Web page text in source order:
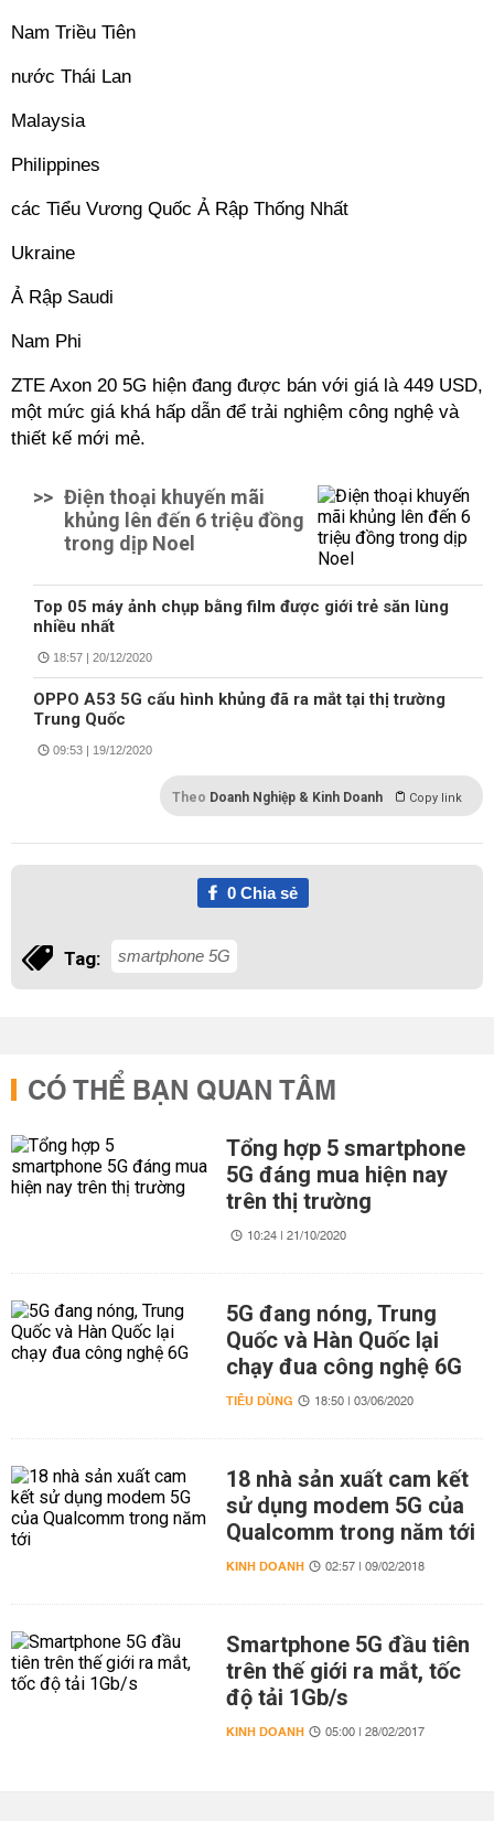
Nam Triều Tiên
nước Thái Lan
Malaysia
Philippines
các Tiểu Vương Quốc Ả Rập Thống Nhất
Ukraine
Ả Rập Saudi
Nam Phi
ZTE Axon 20 5G hiện đang được bán với giá là 449 USD,
một mức giá khá hấp dẫn để trải nghiệm công nghệ và
thiết kế mới mẻ.
>> Điện thoại khuyến mãi
khủng lên đến 6 triệu đồng
trong dịp Noel
Top 05 máy ảnh chụp bằng film được giới trẻ săn lùng
nhiều nhất
18:57 | 20/12/2020
OPPO A53 5G cấu hình khủng đã ra mắt tại thị trường
Trung Quốc
09:53 | 19/12/2020
Theo Doanh Nghiệp & Kinh Doanh Copy link
0Chia sẻ
Tag: smartphone 5G
CÓ THỂ BẠN QUAN TÂM
Tổng hợp 5 smartphone
5G đáng mua hiện nay
trên thị trường
10:24 | 21/10/2020
5G đang nóng, Trung
Quốc và Hàn Quốc lại
chạy đua công nghệ 6G
TIÊU DÙNG 18:50 | 03/06/2020
18 nhà sản xuất cam kết
sử dụng modem 5G của
Qualcomm trong năm tới
KINH DOANH 02:57 | 09/02/2018
Smartphone 5G đầu tiên
trên thế giới ra mắt, tốc
độ tải 1Gb/s
KINH DOANH 05:00 | 28/02/2017